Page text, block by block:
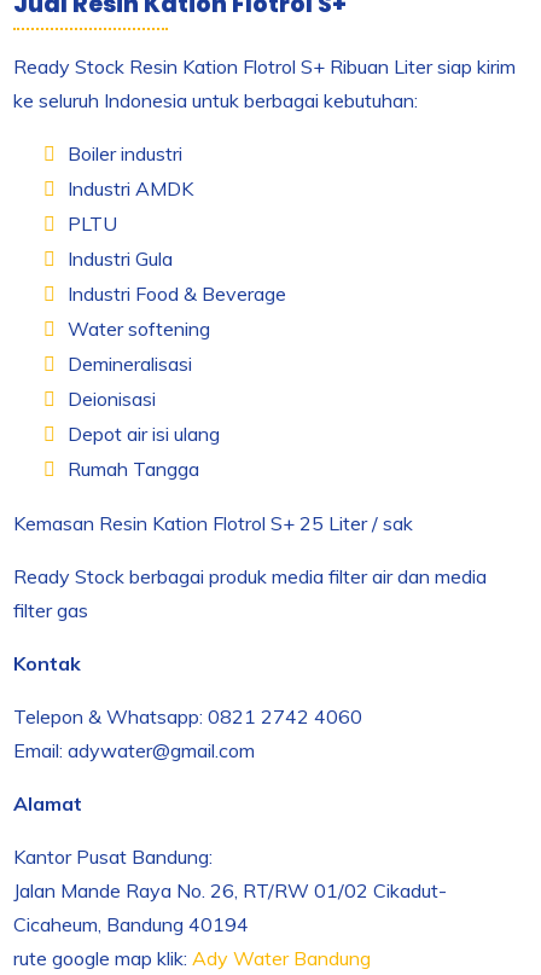
Ready Stock Resin Kation Flotrol S+ Ribuan Liter siap kirim
ke seluruh Indonesia untuk berbagai kebutuhan:
Boiler industri
Industri AMDK
PLTU
Industri Gula
Industri Food & Beverage
Water softening
Demineralisasi
Deionisasi
Depot air isi ulang
Rumah Tangga
Kemasan Resin Kation Flotrol S+ 25 Liter / sak
Ready Stock berbagai produk media filter air dan media
filter gas
Kontak
Telepon & Whatsapp: 0821 2742 4060
Email: adywater@gmail.com
Alamat
Kantor Pusat Bandung:
Jalan Mande Raya No. 26, RT/RW 01/02 Cikadut-
Cicaheum, Bandung 40194
rute google map klik:Ady Water Bandung